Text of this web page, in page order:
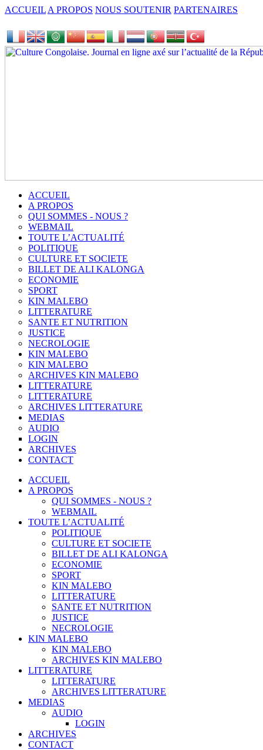
ACCUEIL A PROPOS NOUS SOUTENIR PARTENAIRES
ACCUEIL
A PROPOS
QUI SOMMES - NOUS ?
WEBMAIL
TOUTE L’ACTUALITÉ
POLITIQUE
CULTURE ET SOCIETE
BILLET DE ALI KALONGA
ECONOMIE
SPORT
KIN MALEBO
LITTERATURE
SANTE ET NUTRITION
JUSTICE
NECROLOGIE
KIN MALEBO
KIN MALEBO
ARCHIVES KIN MALEBO
LITTERATURE
LITTERATURE
ARCHIVES LITTERATURE
MEDIAS
AUDIO
LOGIN
ARCHIVES
CONTACT
ACCUEIL
A PROPOS
QUI SOMMES - NOUS ?
WEBMAIL
TOUTE L’ACTUALITÉ
POLITIQUE
CULTURE ET SOCIETE
BILLET DE ALI KALONGA
ECONOMIE
SPORT
KIN MALEBO
LITTERATURE
SANTE ET NUTRITION
JUSTICE
NECROLOGIE
KIN MALEBO
KIN MALEBO
ARCHIVES KIN MALEBO
LITTERATURE
LITTERATURE
ARCHIVES LITTERATURE
MEDIAS
AUDIO
LOGIN
ARCHIVES
CONTACT